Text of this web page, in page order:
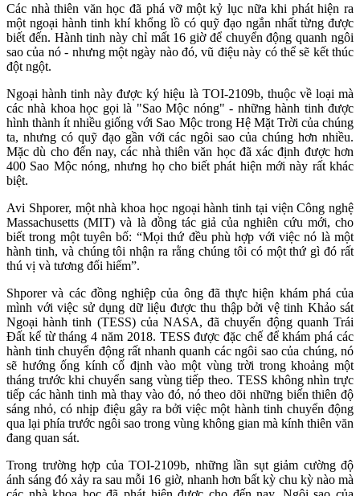
Các nhà thiên văn học đã phá vỡ một kỷ lục nữa khi phát hiện ra
một ngoại hành tinh khí khổng lồ có quỹ đạo ngắn nhất từng được
biết đến. Hành tinh này chỉ mất 16 giờ để chuyển động quanh ngôi
sao của nó - nhưng một ngày nào đó, vũ điệu này có thể sẽ kết thúc
đột ngột.
Ngoại hành tinh này được ký hiệu là TOI-2109b, thuộc về loại mà
các nhà khoa học gọi là "Sao Mộc nóng" - những hành tinh được
hình thành ít nhiều giống với Sao Mộc trong Hệ Mặt Trời của chúng
ta, nhưng có quỹ đạo gần với các ngôi sao của chúng hơn nhiều.
Mặc dù cho đến nay, các nhà thiên văn học đã xác định được hơn
400 Sao Mộc nóng, nhưng họ cho biết phát hiện mới này rất khác
biệt.
Avi Shporer, một nhà khoa học ngoại hành tinh tại viện Công nghệ
Massachusetts (MIT) và là đồng tác giả của nghiên cứu mới, cho
biết trong một tuyên bố: “Mọi thứ đều phù hợp với việc nó là một
hành tinh, và chúng tôi nhận ra rằng chúng tôi có một thứ gì đó rất
thú vị và tương đối hiếm”.
Shporer và các đồng nghiệp của ông đã thực hiện khám phá của
mình với việc sử dụng dữ liệu được thu thập bởi vệ tinh Khảo sát
Ngoại hành tinh (TESS) của NASA, đã chuyển động quanh Trái
Đất kể từ tháng 4 năm 2018. TESS được đặc chế để khám phá các
hành tinh chuyển động rất nhanh quanh các ngôi sao của chúng, nó
sẽ hướng ống kính cố định vào một vùng trời trong khoảng một
tháng trước khi chuyển sang vùng tiếp theo. TESS không nhìn trực
tiếp các hành tinh mà thay vào đó, nó theo dõi những biến thiên độ
sáng nhỏ, có nhịp điệu gây ra bởi việc một hành tinh chuyển động
qua lại phía trước ngôi sao trong vùng không gian mà kính thiên văn
đang quan sát.
Trong trường hợp của TOI-2109b, những lần sụt giảm cường độ
ánh sáng đó xảy ra sau mỗi 16 giờ, nhanh hơn bất kỳ chu kỳ nào mà